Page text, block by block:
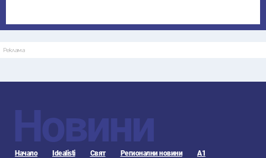
Реклама
Новини
Начало Idealisti Свят Регионални новини А1